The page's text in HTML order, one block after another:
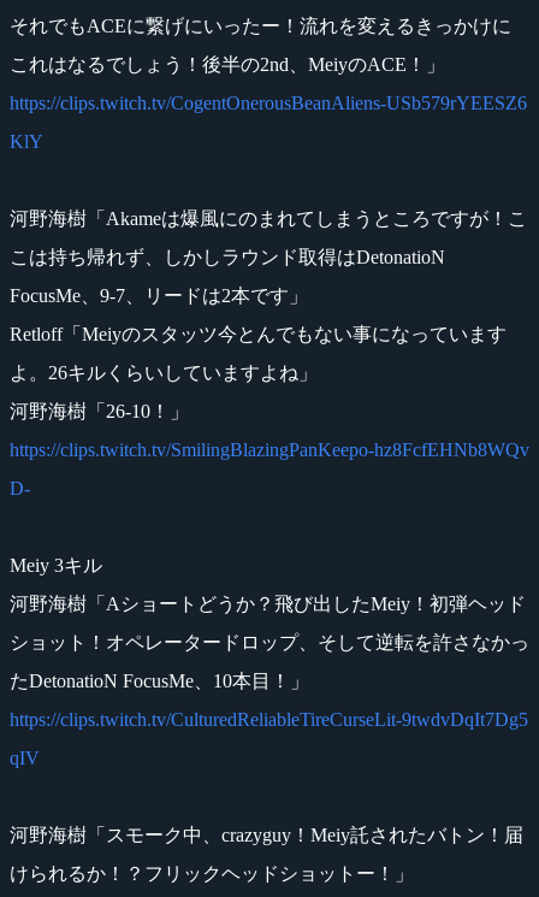
それでもACEに繋げにいったー！流れを変えるきっかけに
これはなるでしょう！後半の2nd、MeiyのACE！」
https://clips.twitch.tv/CogentOnerousBeanAliens-USb579rYEESZ6
KlY
河野海樹「Akameは爆風にのまれてしまうところですが！こ
こは持ち帰れず、しかしラウンド取得はDetonatioN
FocusMe、9-7、リードは2本です」
Retloff「Meiyのスタッツ今とんでもない事になっています
よ。26キルくらいしていますよね」
河野海樹「26-10！」
https://clips.twitch.tv/SmilingBlazingPanKeepo-hz8FcfEHNb8WQv
D-
Meiy 3キル
河野海樹「Aショートどうか？飛び出したMeiy！初弾ヘッド
ショット！オペレータードロップ、そして逆転を許さなかっ
たDetonatioN FocusMe、10本目！」
https://clips.twitch.tv/CulturedReliableTireCurseLit-9twdvDqIt7Dg5
qIV
河野海樹「スモーク中、crazyguy！Meiy託されたバトン！届
けられるか！？フリックヘッドショットー！」